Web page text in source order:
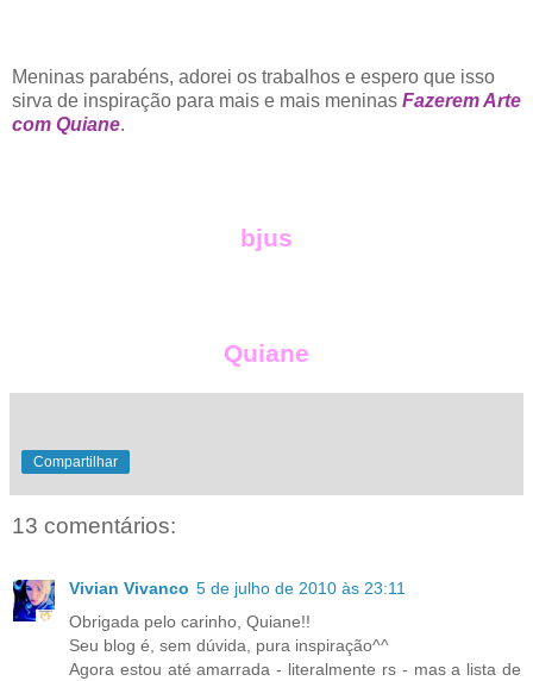
Meninas parabéns, adorei os trabalhos e espero que isso
sirva de inspiração para mais e mais meninas Fazerem Arte
com Quiane.
bjus
Quiane
Compartilhar
13 comentários:
Vivian Vivanco 5 de julho de 2010 às 23:11
Obrigada pelo carinho, Quiane!!
Seu blog é, sem dúvida, pura inspiração^^
Agora estou até amarrada - literalmente rs - mas a lista de